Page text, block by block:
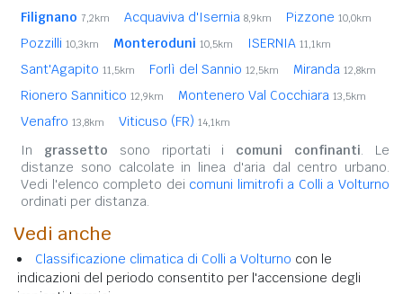
Filignano 7,2km Acquaviva d'Isernia 8,9km Pizzone 10,0km
Pozzilli 10,3km Monteroduni 10,5km ISERNIA 11,1km
Sant'Agapito 11,5km Forlì del Sannio 12,5km Miranda 12,8km
Rionero Sannitico 12,9km Montenero Val Cocchiara 13,5km
Venafro 13,8km Viticuso (FR) 14,1km
In grassetto sono riportati i comuni confinanti. Le
distanze sono calcolate in linea d'aria dal centro urbano.
Vedi l'elenco completo dei comuni limitrofi a Colli a Volturno
ordinati per distanza.
Vedi anche
Classificazione climatica di Colli a Volturno con le
indicazioni del periodo consentito per l'accensione degli